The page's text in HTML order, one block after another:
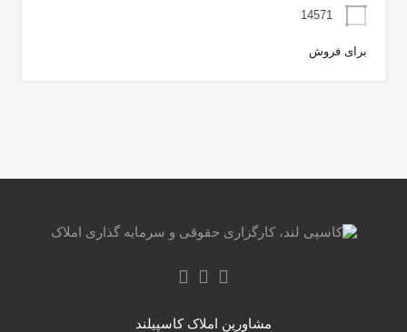
14571
برای فروش
مشاورین املاک کاسپیلند